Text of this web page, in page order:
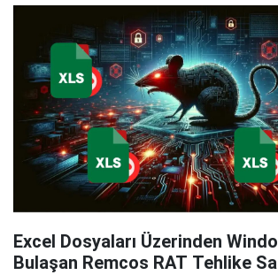
Excel Dosyaları Üzerinden
Bulaşan Remcos RAT Tehlike